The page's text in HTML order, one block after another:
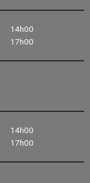
14h00
17h00
14h00
17h00